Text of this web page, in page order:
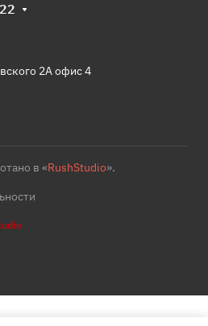
2А офис 4
в «RushStudio».